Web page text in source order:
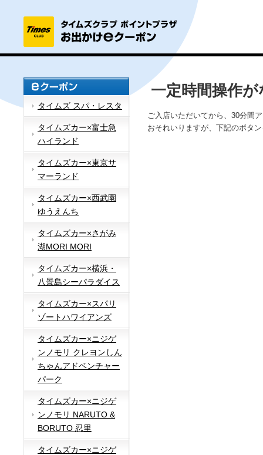
タイムズ スパ・レスタ
タイムズカー×富士急
ハイランド
タイムズカー×東京サ
マーランド
タイムズカー×西武園
ゆうえんち
タイムズカー×さがみ
湖MORI MORI
タイムズカー×横浜・
八景島シーパラダイス
タイムズカー×スパリ
ゾートハワイアンズ
タイムズカー×ニジゲ
ンノモリ クレヨンしん
ちゃんアドベンチャー
パーク
タイムズカー×ニジゲ
ンノモリ NARUTO &
BORUTO 忍里
タイムズカー×ニジゲ
一定時間操作
ご入店いただいてから、30分間
おそれいりますが、下記のボタ